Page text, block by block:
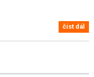
číst dál